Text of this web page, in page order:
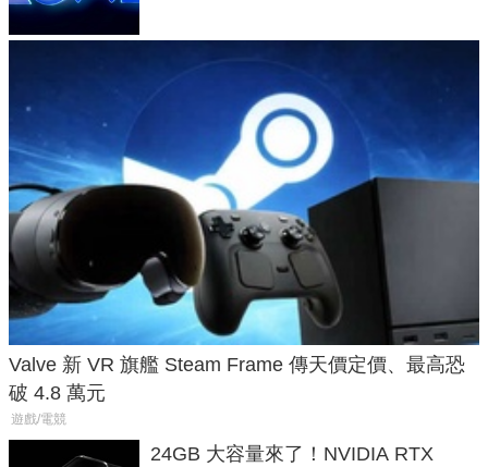
Valve 新 VR 旗艦 Steam Frame 傳天價定價、最高恐
破 4.8 萬元
遊戲/電競
24GB 大容量來了！NVIDIA RTX